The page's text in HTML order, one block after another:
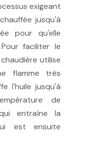
exigeant
jusqu'à
pour qu'elle
faciliter le
utilise
flamme très
l'huile jusqu'à
de
entraîne la
est ensuite